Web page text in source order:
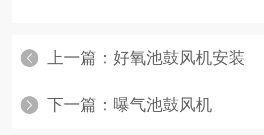
上一篇： 好氧池鼓风机安装
下一篇： 曝气池鼓风机